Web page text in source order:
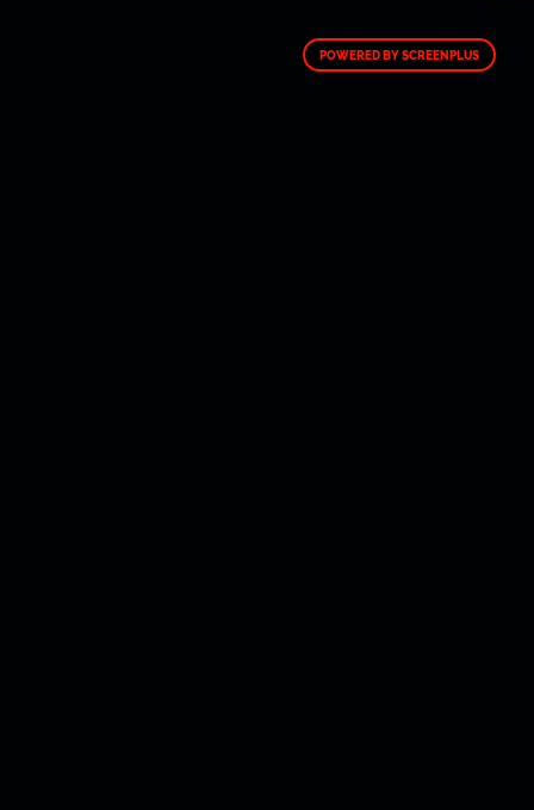
POWERED BY SCREENPLUS